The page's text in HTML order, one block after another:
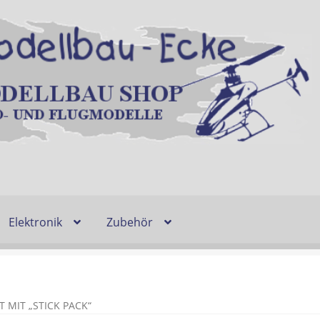
Elektronik Zubehör
Lieferzeit & Verfügbarkeit
MIT „STICK PACK“